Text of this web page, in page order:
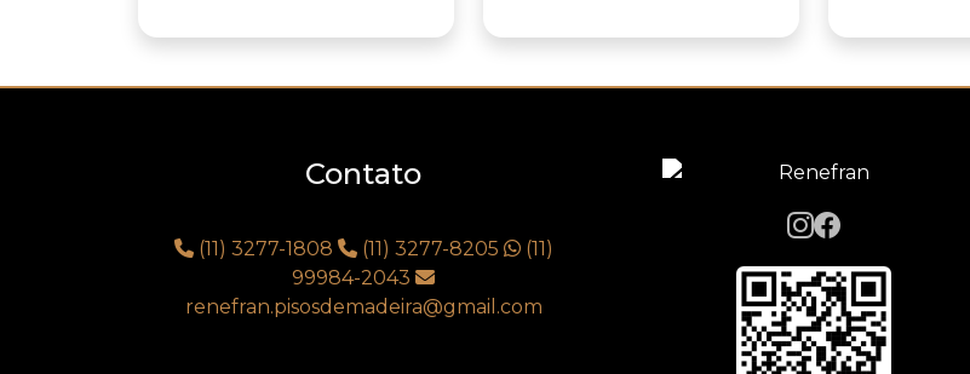
Contato
(11) 3277-1808 (11) 3277-8205
(11)
99984-2043
renefran.pisosdemadeira@gmail.com